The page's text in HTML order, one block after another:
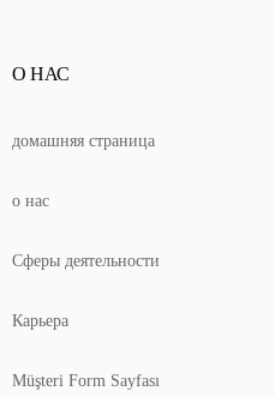
О НАС
домашняя страница
о нас
Сферы деятельности
Карьера
Müşteri Form Sayfası